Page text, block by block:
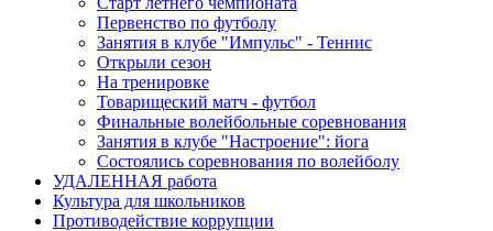
Первенство по футболу
Занятия в клубе "Импульс" - Теннис
Открыли сезон
На тренировке
Товарищеский матч - футбол
Финальные волейбольные соревнования
Занятия в клубе "Настроение": йога
Состоялись соревнования по волейболу
УДАЛЕННАЯ работа
Культура для школьников
Противодействие коррупции